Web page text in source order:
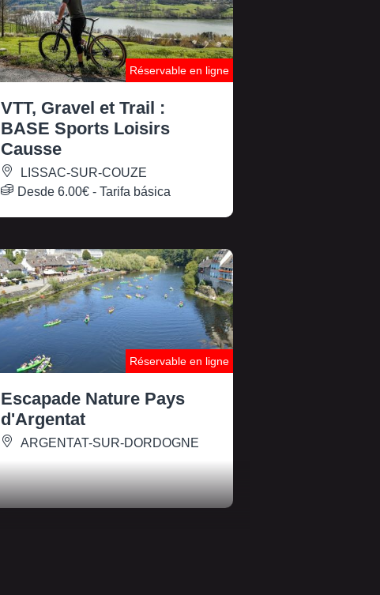
Réservable en ligne
VTT, Gravel et Trail :
BASE Sports Loisirs
Causse
LISSAC-SUR-COUZE
Desde6.00€ - Tarifa básica
Réservable en ligne
Escapade Nature Pays
d'Argentat
ARGENTAT-SUR-DORDOGNE